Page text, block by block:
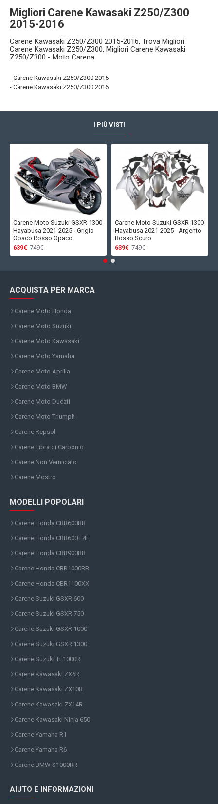
- Carene Kawasaki Z250/Z300 2015
- Carene Kawasaki Z250/Z300 2016
Migliori Carene Kawasaki Z250/Z300
2015-2016
Carene Kawasaki Z250/Z300 2015-2016, Trova Migliori
Carene Kawasaki Z250/Z300, Migliori Carene Kawasaki
Z250/Z300 - Moto Carena
I PIÙ VISTI
Carene Moto Suzuki GSXR 1300
Hayabusa 2021-2025 - Grigio
Opaco Rosso Opaco
639€ 749€
Carene Moto Suzuki GSXR 1300
Hayabusa 2021-2025 - Argento
Rosso Scuro
639€ 749€
ACQUISTA PER MARCA
Carene Moto Honda
Carene Moto Suzuki
Carene Moto Kawasaki
Carene Moto Yamaha
Carene Moto Aprilia
Carene Moto BMW
Carene Moto Ducati
Carene Moto Triumph
Carene Repsol
Carene Fibra di Carbonio
Carene Non Verniciato
Carene Mostro
MODELLI POPOLARI
Carene Honda CBR600RR
Carene Honda CBR600 F4i
Carene Honda CBR900RR
Carene Honda CBR1000RR
Carene Honda CBR1100XX
Carene Suzuki GSXR 600
Carene Suzuki GSXR 750
Carene Suzuki GSXR 1000
Carene Suzuki GSXR 1300
Carene Suzuki TL1000R
Carene Kawasaki ZX6R
Carene Kawasaki ZX10R
Carene Kawasaki ZX14R
Carene Kawasaki Ninja 650
Carene Yamaha R1
Carene Yamaha R6
Carene BMW S1000RR
AIUTO E INFORMAZIONI